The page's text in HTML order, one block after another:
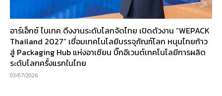
อาร์เอ็กซ์ ไบเทค ดึงงานระดับโลกจัดไทย เปิดตัวงาน “WEPACK
Thailand 2027” เชื่อมเทคโนโลยีบรรจุภัณฑ์โลก หนุนไทยก้าว
สู่ Packaging Hub แห่งอาเซียน บิ๊กอีเวนต์เทคโนโลยีการผลิต
ระดับโลกครั้งแรกในไทย
03/07/2026